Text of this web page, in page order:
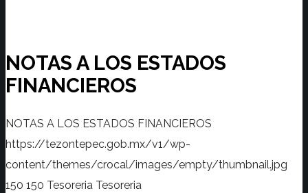
NOTAS A LOS ESTADOS
FINANCIEROS
NOTAS A LOS ESTADOS FINANCIEROS
https://tezontepec.gob.mx/v1/wp-
content/themes/crocal/images/empty/thumbnail.jpg
150 150 Tesoreria Tesoreria